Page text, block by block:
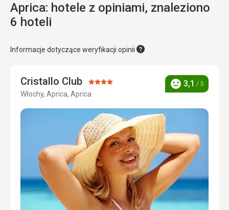
Aprica: hotele z opiniami, znaleziono
6 hoteli
Informacje dotyczące weryfikacji opinii
Cristallo Club Ocena:
4/5
Włochy, Aprica, Aprica
Ocena
3,1 / 5